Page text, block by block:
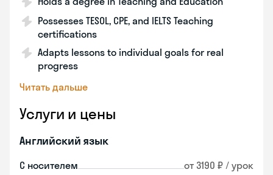
Possesses TESOL, CPE, and IELTS Teaching
certifications
Adapts lessons to individual goals for real
progress
Читать дальше
Услуги и цены
Английский язык
С носителем от 3190 ₽ / урок